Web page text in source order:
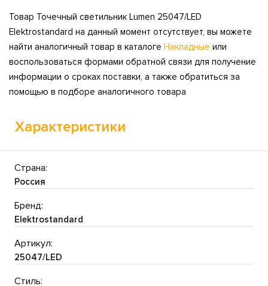
Товар Точечный светильник Lumen 25047/LED
Elektrostandard на данный момент отсутствует, вы можете
найти аналогичный товар в каталоге Накладные или
воспользоваться формами обратной связи для получение
информации о сроках поставки, а также обратиться за
помощью в подборе аналогичного товара
Характеристики
Страна:
Россия
Бренд:
Elektrostandard
Артикул:
25047/LED
Стиль: